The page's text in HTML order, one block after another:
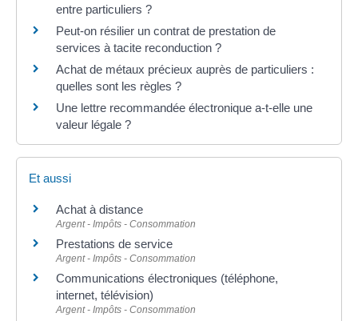
entre particuliers ?
Peut-on résilier un contrat de prestation de
services à tacite reconduction ?
Achat de métaux précieux auprès de particuliers :
quelles sont les règles ?
Une lettre recommandée électronique a-t-elle une
valeur légale ?
Et aussi
Achat à distance
Argent - Impôts - Consommation
Prestations de service
Argent - Impôts - Consommation
Communications électroniques (téléphone,
internet, télévision)
Argent - Impôts - Consommation